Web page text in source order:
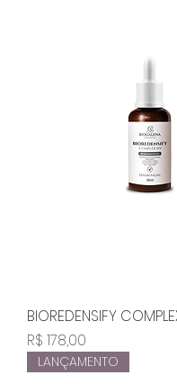
BIOREDENSIFY
Preço
R$ 178,00
LANÇAMENTO